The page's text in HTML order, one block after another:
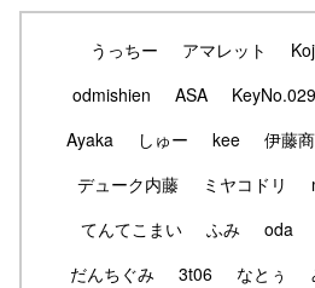
うっちー アマレット
odmishien
ASA KeyNo.029
Ayaka
しゅー kee 伊藤
デューク内藤
ミヤコドリ
てんてこまい
ふみ oda
だんちぐみ
3t06 なとぅ